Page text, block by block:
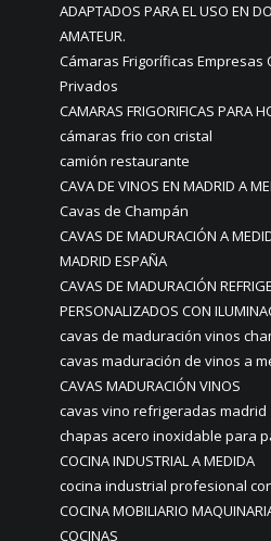
ADAPTADOS PARA EL USO EN
AMATEUR.
Cámaras Frigoríficas Empresas
Privados
CAMARAS FRIGORIFICAS PARA
cámaras frio con cristal
camión restaurante
CAVA DE VINOS EN MADRID A
Cavas de Champán
CAVAS DE MADURACIÓN A
MADRID ESPAÑA
CAVAS DE MADURACIÓN
PERSONALIZADOS CON
cavas de maduración vinos
cavas maduración de vinos a
CAVAS MADURACIÓN VINOS
cavas vino refrigeradas madrid
chapas acero inoxidable para
COCINA INDUSTRIAL A MEDIDA
cocina industrial profesional
COCINA MOBILIARIO
COCINAS